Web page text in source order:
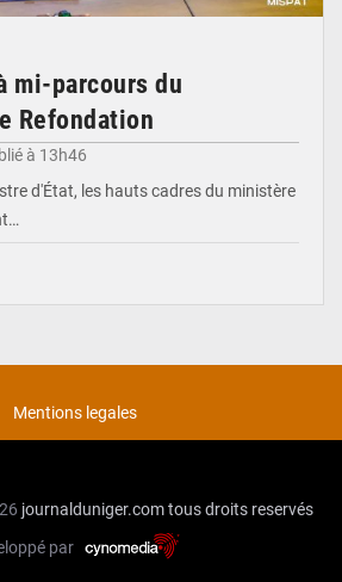
mi-parcours du
Refondation
à 13h46
d'État, les hauts cadres du ministère
Mentions legales
journalduniger.comtous droits reservés
par